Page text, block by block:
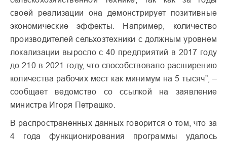
своей реализации она демонстрирует позитивные
экономические эффекты. Например, количество
производителей сельхозтехники с должным уровнем
локализации выросло с 40 предприятий в 2017 году
до 210 в 2021 году, что способствовало расширению
количества рабочих мест как минимум на 5 тысяч”, –
сообщает ведомство со ссылкой на заявление
министра Игоря Петрашко.
В распространенных данных говорится о том, что за
4 года функционирования программы удалось